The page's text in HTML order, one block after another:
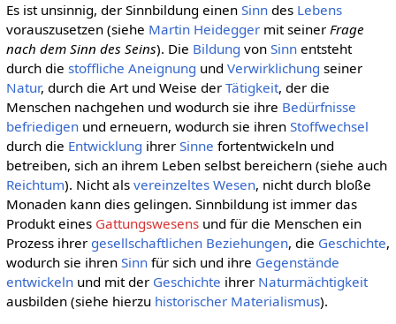
Es ist unsinnig, der Sinnbildung einen Sinndes Lebens
vorauszusetzen (siehe Martin Heideggermit seiner Frage
nach dem Sinn des Seins). Die Bildung von Sinnentsteht
durch die stoffliche Aneignung und Verwirklichung seiner
Natur, durch die Art und Weise der Tätigkeit, der die
Menschen nachgehen und wodurch sie ihre Bedürfnisse
befriedigenund erneuern, wodurch sie ihren Stoffwechsel
durch die Entwicklung ihrer Sinne fortentwickeln und
betreiben, sich an ihrem Leben selbst bereichern (siehe auch
Reichtum). Nicht als vereinzeltes Wesen, nicht durch bloße
Monaden kann dies gelingen. Sinnbildung ist immer das
Produkt eines Gattungswesensund für die Menschen ein
Prozess ihrer gesellschaftlichen Beziehungen, die Geschichte,
wodurch sie ihren Sinnfür sich und ihre Gegenstände
entwickelnund mit der Geschichte ihrer Naturmächtigkeit
ausbilden (siehe hierzu historischer Materialismus).